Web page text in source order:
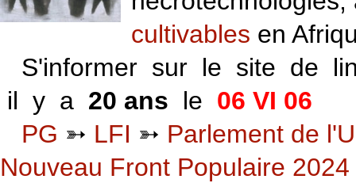
cultivables en
S'informer sur le site de
il y a 20 ans le 06 VI 06
PG ➳ LFI ➳ Parlement de
Nouveau Front Populaire 2024